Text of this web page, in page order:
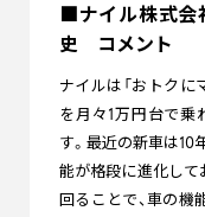
■ナイル株式会
史 コメント
ナイルは「おトクに
を月々1万円台で乗
す。最近の新車は10
能が格段に進化して
回ることで、車の機